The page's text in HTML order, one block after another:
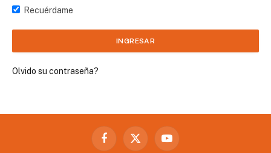
Recuérdame
Olvido su contraseña?
Facebook
X
YouTube